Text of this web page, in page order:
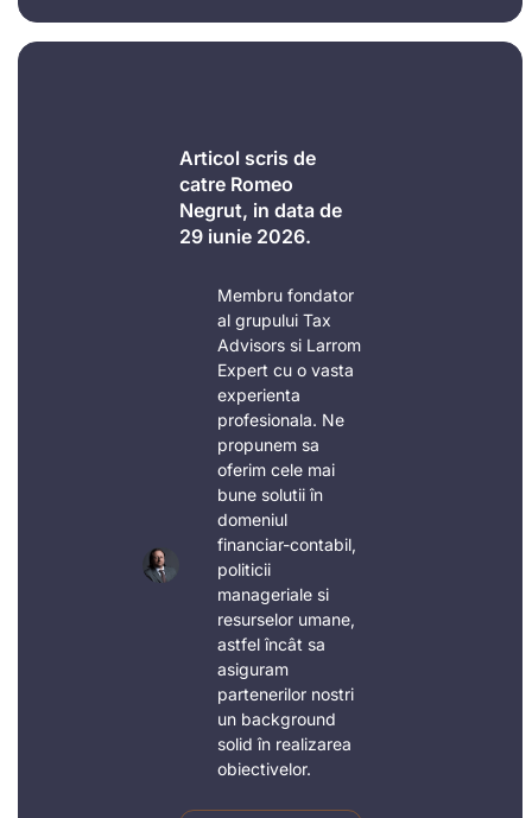
Articol scris de
catre Romeo
Negrut, in data de
29 iunie 2026.
Membru fondator
al grupului Tax
Advisors si Larrom
Expert cu o vasta
experienta
profesionala. Ne
propunem sa
oferim cele mai
bune solutii în
domeniul
financiar-contabil,
politicii
manageriale si
resurselor umane,
astfel încât sa
asiguram
partenerilor nostri
un background
solid în realizarea
obiectivelor.